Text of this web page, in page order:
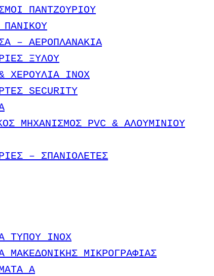
ΠΑΝΤΖΟΥΡΙΟΥ
ΠΑΝΙΚΟΥ
– ΑΕΡΟΠΛΑΝΑΚΙΑ
ΞΥΛΟΥ
ΧΕΡΟΥΛΙΑ INOX
SECURITY
ΜΗΧΑΝΙΣΜΟΣ PVC & ΑΛΟΥΜΙΝΙΟΥ
– ΣΠΑΝΙΟΛΕΤΕΣ
ΤΥΠΟΥ INOX
ΜΑΚΕΔΟΝΙΚΗΣ ΜΙΚΡΟΓΡΑΦΙΑΣ
Α